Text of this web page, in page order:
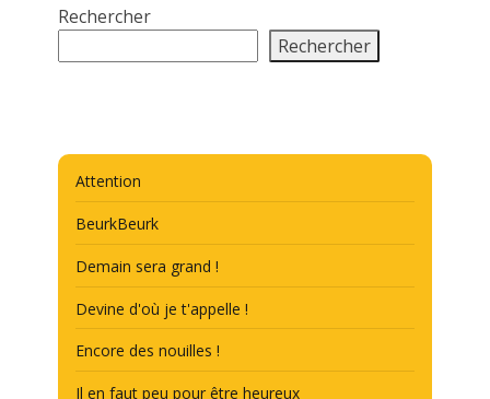
Rechercher
Rechercher
Attention
BeurkBeurk
Demain sera grand !
Devine d'où je t'appelle !
Encore des nouilles !
Il en faut peu pour être heureux